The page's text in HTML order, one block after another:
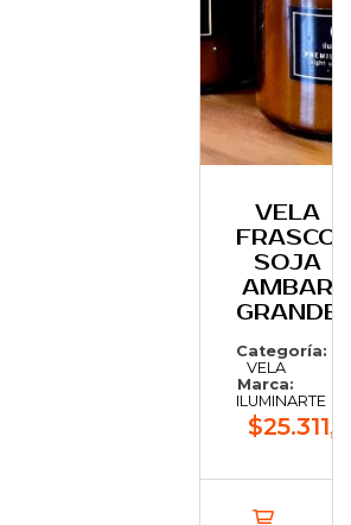
VELA
FRASCO
SOJA
AMBAR
GRANDE
Categoría:
VELA
Marca:
ILUMINARTE
$25.311,95